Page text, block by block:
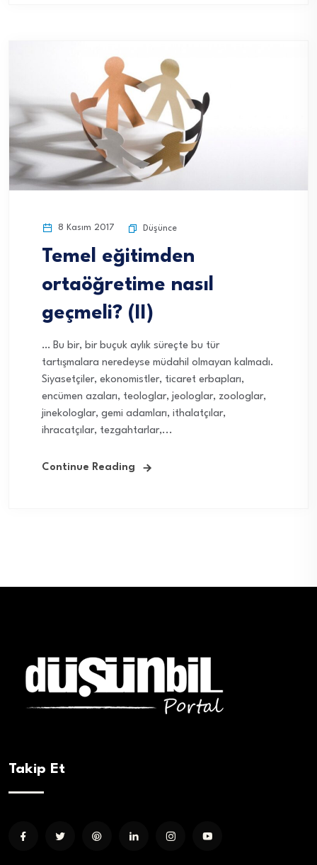
8 Kasım 2017 Düşünce
Temel eğitimden
ortaöğretime nasıl
geçmeli? (II)
… Bu bir, bir buçuk aylık süreçte bu tür
tartışmalara neredeyse müdahil olmayan kalmadı.
Siyasetçiler, ekonomistler, ticaret erbapları,
encümen azaları, teologlar, jeologlar, zoologlar,
jinekologlar, gemi adamları, ithalatçılar,
ihracatçılar, tezgahtarlar,...
Continue Reading
Takip Et